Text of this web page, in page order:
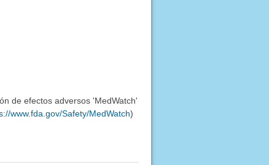
de efectos adversos 'MedWatch'
www.fda.gov/Safety/MedWatch)